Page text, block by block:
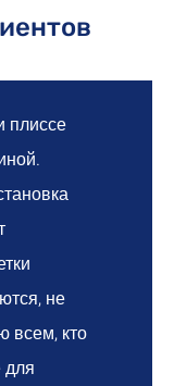
плиссе
не
всем, кто
для